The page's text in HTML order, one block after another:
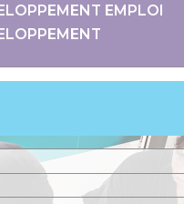
EMPLOI